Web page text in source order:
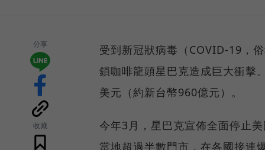
分享
收藏
受到新冠狀病毒（COVID-19，
鎖咖啡龍頭星巴克造成巨大衝擊
美元（約新台幣960億元）。
今年3月，星巴克宣佈全面停止
當地超過半數門市，在各國接連